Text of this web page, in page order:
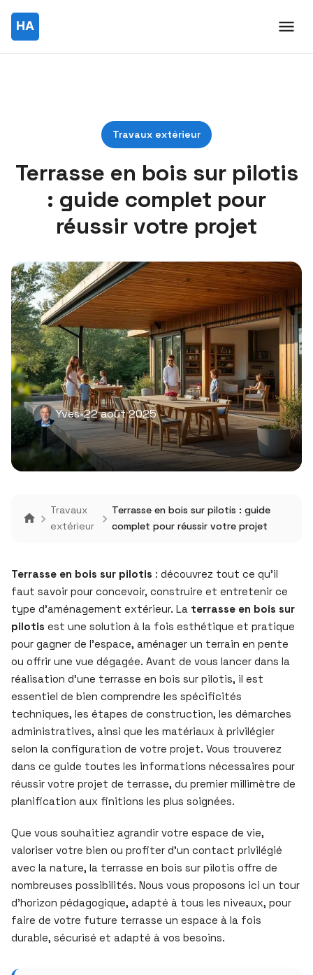
Travaux extérieur
Terrasse en bois sur pilotis
: guide complet pour
réussir votre projet
Yves•22 août 2025
Travaux
extérieur
Terrasse en bois sur pilotis : guide
complet pour réussir votre projet
Terrasse en bois sur pilotis : découvrez tout ce qu’il
faut savoir pour concevoir, construire et entretenir ce
type d’aménagement extérieur. La terrasse en bois sur
pilotis est une solution à la fois esthétique et pratique
pour gagner de l’espace, aménager un terrain en pente
ou offrir une vue dégagée. Avant de vous lancer dans la
réalisation d’une terrasse en bois sur pilotis, il est
essentiel de bien comprendre les spécificités
techniques, les étapes de construction, les démarches
administratives, ainsi que les matériaux à privilégier
selon la configuration de votre projet. Vous trouverez
dans ce guide toutes les informations nécessaires pour
réussir votre projet de terrasse, du premier millimètre de
planification aux finitions les plus soignées.
Que vous souhaitiez agrandir votre espace de vie,
valoriser votre bien ou profiter d’un contact privilégié
avec la nature, la terrasse en bois sur pilotis offre de
nombreuses possibilités. Nous vous proposons ici un tour
d’horizon pédagogique, adapté à tous les niveaux, pour
faire de votre future terrasse un espace à la fois
durable, sécurisé et adapté à vos besoins.